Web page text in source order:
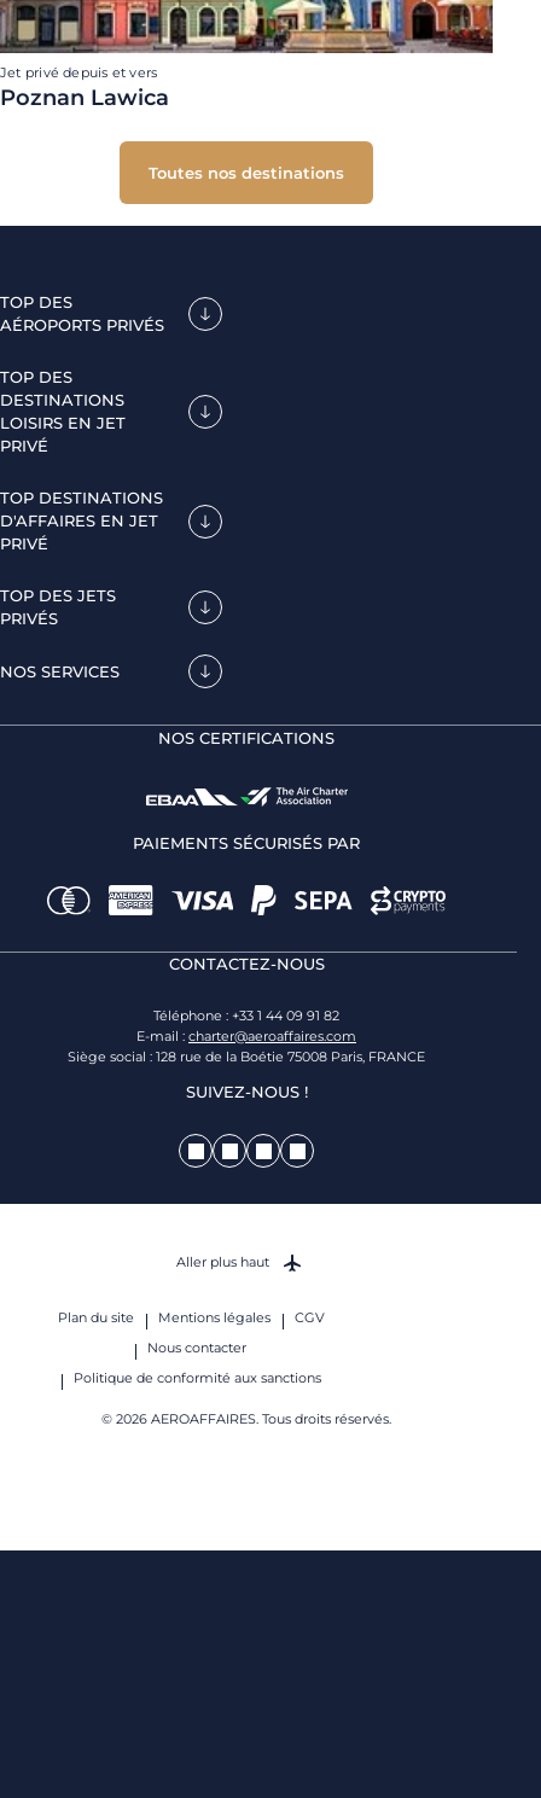
Jet privé depuis et vers
Poznan Lawica
Toutes nos destinations
TOP DES
AÉROPORTS PRIVÉS
TOP DES
DESTINATIONS
LOISIRS EN JET
PRIVÉ
TOP DESTINATIONS
D'AFFAIRES EN JET
PRIVÉ
TOP DES JETS
PRIVÉS
NOS SERVICES
NOS CERTIFICATIONS
PAIEMENTS SÉCURISÉS PAR
CONTACTEZ-NOUS
Téléphone : +33 1 44 09 91 82
E-mail : charter@aeroaffaires.com
Siège social : 128 rue de la Boétie 75008 Paris, FRANCE
SUIVEZ-NOUS !
Plan du site Mentions légales
CGV
Nous contacter
Politique de conformité aux sanctions
© 2026 AEROAFFAIRES. Tous droits réservés.
Aller plus haut